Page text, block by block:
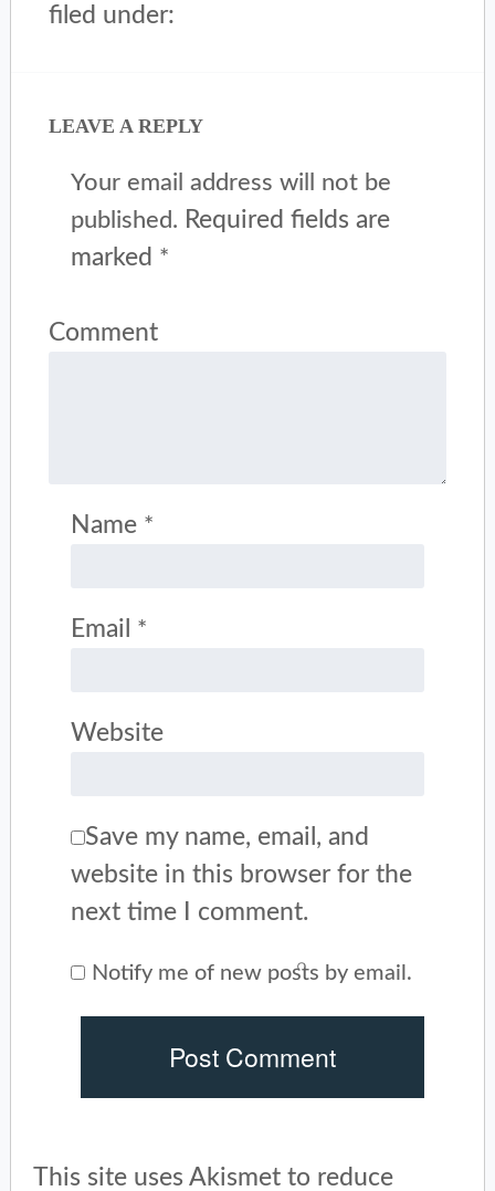
filed under:
LEAVE A REPLY
Your email address will not be
published. Required fields are
marked *
Comment
Name *
Email *
Website
Save my name, email, and
website in this browser for the
next time I comment.
Notify me of new posts by email.
This site uses Akismet to reduce